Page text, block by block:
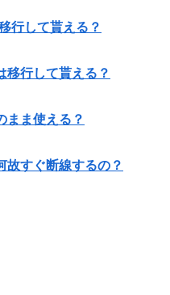
行して貰える？
移行して貰える？
まま使える？
すぐ断線するの？